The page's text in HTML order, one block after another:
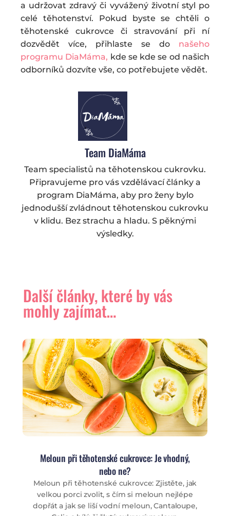
a udržovat zdravý či vyvážený životní styl po
celé těhotenství. Pokud byste se chtěli o
těhotenské cukrovce či stravování při ní
dozvědět více, přihlaste se do našeho
programu DiaMáma, kde se kde se od našich
odborníků dozvíte vše, co potřebujete vědět.
Team DiaMáma
Team specialistů na těhotenskou cukrovku.
Připravujeme pro vás vzdělávací články a
program DiaMáma, aby pro ženy bylo
jednodušší zvládnout těhotenskou cukrovku
v klidu. Bez strachu a hladu. S pěknými
výsledky.
Další články, které by vás
mohly zajímat…
Meloun při těhotenské cukrovce: Je vhodný,
nebo ne?
Meloun při těhotenské cukrovce: Zjistěte, jak
velkou porci zvolit, s čím si meloun nejlépe
dopřát a jak se liší vodní meloun, Cantaloupe,